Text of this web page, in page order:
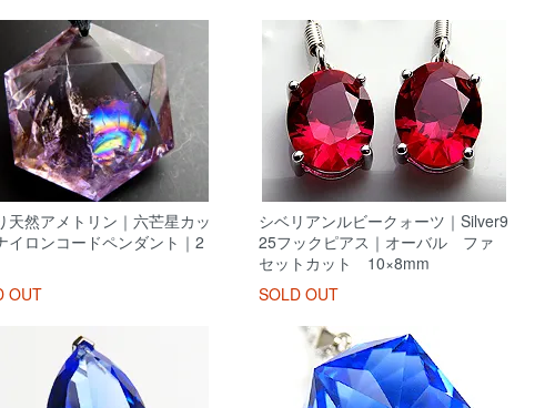
天然アメトリン｜六芒星カッ
イロンコードペンダント｜2
OUT
シベリアンルビークォーツ｜Silver9
25フックピアス｜オーバル ファ
セットカット 10×8mm
SOLD OUT